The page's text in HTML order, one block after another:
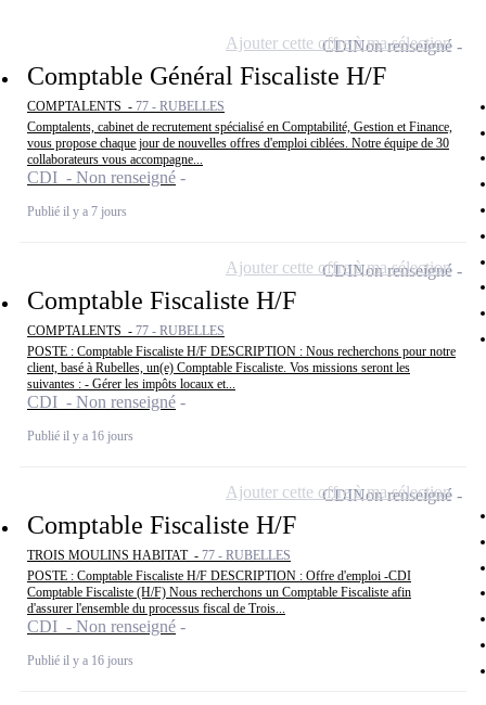
Comptable Général Fiscaliste H/F
COMPTALENTS - 77 - RUBELLES
Comptalents, cabinet de recrutement spécialisé en Comptabilité, Gestion et Finance,
vous propose chaque jour de nouvelles offres d'emploi ciblées. Notre équipe de 30
collaborateurs vous accompagne...
CDI - Non renseigné
Publié il y a 7 jours
CDINon renseigné
Ajouter cette offre à ma sélection
Comptable Fiscaliste H/F
COMPTALENTS - 77 - RUBELLES
POSTE : Comptable Fiscaliste H/F DESCRIPTION : Nous recherchons pour notre
client, basé à Rubelles, un(e) Comptable Fiscaliste. Vos missions seront les
suivantes : - Gérer les impôts locaux et...
CDI - Non renseigné
Publié il y a 16 jours
CDINon renseigné
Ajouter cette offre à ma sélection
Comptable Fiscaliste H/F
TROIS MOULINS HABITAT - 77 - RUBELLES
POSTE : Comptable Fiscaliste H/F DESCRIPTION : Offre d'emploi -CDI
Comptable Fiscaliste (H/F) Nous recherchons un Comptable Fiscaliste afin
d'assurer l'ensemble du processus fiscal de Trois...
CDI - Non renseigné
Publié il y a 16 jours
CDINon renseigné
Ajouter cette offre à ma sélection